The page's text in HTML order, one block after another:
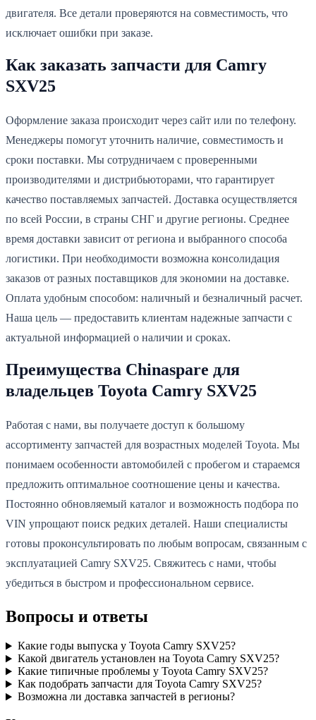
двигателя. Все детали проверяются на совместимость, что
исключает ошибки при заказе.
Как заказать запчасти для Camry
SXV25
Оформление заказа происходит через сайт или по телефону.
Менеджеры помогут уточнить наличие, совместимость и
сроки поставки. Мы сотрудничаем с проверенными
производителями и дистрибьюторами, что гарантирует
качество поставляемых запчастей. Доставка осуществляется
по всей России, в страны СНГ и другие регионы. Среднее
время доставки зависит от региона и выбранного способа
логистики. При необходимости возможна консолидация
заказов от разных поставщиков для экономии на доставке.
Оплата удобным способом: наличный и безналичный расчет.
Наша цель — предоставить клиентам надежные запчасти с
актуальной информацией о наличии и сроках.
Преимущества Chinaspare для
владельцев Toyota Camry SXV25
Работая с нами, вы получаете доступ к большому
ассортименту запчастей для возрастных моделей Toyota. Мы
понимаем особенности автомобилей с пробегом и стараемся
предложить оптимальное соотношение цены и качества.
Постоянно обновляемый каталог и возможность подбора по
VIN упрощают поиск редких деталей. Наши специалисты
готовы проконсультировать по любым вопросам, связанным с
эксплуатацией Camry SXV25. Свяжитесь с нами, чтобы
убедиться в быстром и профессиональном сервисе.
Вопросы и ответы
Какие годы выпуска у Toyota Camry SXV25?
Какой двигатель установлен на Toyota Camry SXV25?
Какие типичные проблемы у Toyota Camry SXV25?
Как подобрать запчасти для Toyota Camry SXV25?
Возможна ли доставка запчастей в регионы?